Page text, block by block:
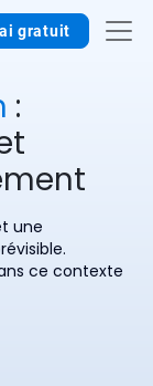
gratuit
:
une
ce contexte